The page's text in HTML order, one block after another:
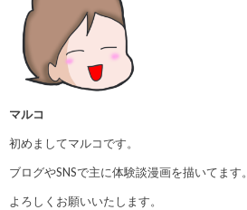
マルコ
初めましてマルコです。
ブログやSNSで主に体験談漫画を描いてます。
よろしくお願いいたします。